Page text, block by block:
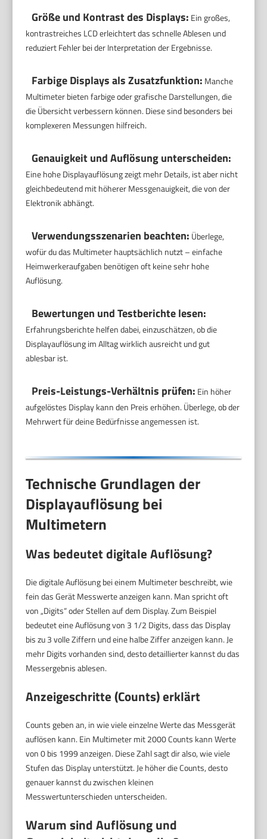
Größe und Kontrast des Displays: Ein großes,
kontrastreiches LCD erleichtert das schnelle Ablesen und
reduziert Fehler bei der Interpretation der Ergebnisse.
Farbige Displays als Zusatzfunktion: Manche
Multimeter bieten farbige oder grafische Darstellungen, die
die Übersicht verbessern können. Diese sind besonders bei
komplexeren Messungen hilfreich.
Genauigkeit und Auflösung unterscheiden:
Eine hohe Displayauflösung zeigt mehr Details, ist aber nicht
gleichbedeutend mit höherer Messgenauigkeit, die von der
Elektronik abhängt.
Verwendungsszenarien beachten: Überlege,
wofür du das Multimeter hauptsächlich nutzt – einfache
Heimwerkeraufgaben benötigen oft keine sehr hohe
Auflösung.
Bewertungen und Testberichte lesen:
Erfahrungsberichte helfen dabei, einzuschätzen, ob die
Displayauflösung im Alltag wirklich ausreicht und gut
ablesbar ist.
Preis-Leistungs-Verhältnis prüfen: Ein höher
aufgelöstes Display kann den Preis erhöhen. Überlege, ob der
Mehrwert für deine Bedürfnisse angemessen ist.
Technische Grundlagen der
Displayauflösung bei
Multimetern
Was bedeutet digitale Auflösung?
Die digitale Auflösung bei einem Multimeter beschreibt, wie
fein das Gerät Messwerte anzeigen kann. Man spricht oft
von „Digits“ oder Stellen auf dem Display. Zum Beispiel
bedeutet eine Auflösung von 3 1/2 Digits, dass das Display
bis zu 3 volle Ziffern und eine halbe Ziffer anzeigen kann. Je
mehr Digits vorhanden sind, desto detaillierter kannst du das
Messergebnis ablesen.
Anzeigeschritte (Counts) erklärt
Counts geben an, in wie viele einzelne Werte das Messgerät
auflösen kann. Ein Multimeter mit 2000 Counts kann Werte
von 0 bis 1999 anzeigen. Diese Zahl sagt dir also, wie viele
Stufen das Display unterstützt. Je höher die Counts, desto
genauer kannst du zwischen kleinen
Messwertunterschieden unterscheiden.
Warum sind Auflösung und